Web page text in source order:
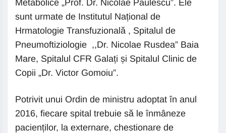
Metabolice „Prof. Dr. Nicolae Paulescu”. Ele
sunt urmate de Institutul Național de
Hrmatologie Transfuzională , Spitalul de
Pneumoftiziologie ,,Dr. Nicolae Rusdea” Baia
Mare, Spitalul CFR Galați și Spitalul Clinic de
Copii „Dr. Victor Gomoiu”.
Potrivit unui Ordin de ministru adoptat în anul
2016, fiecare spital trebuie să le înmâneze
pacienților, la externare, chestionare de